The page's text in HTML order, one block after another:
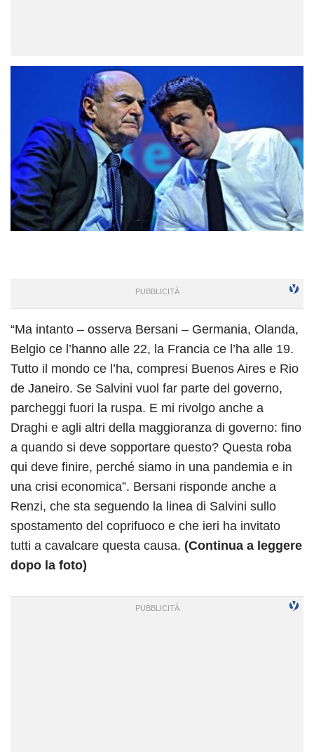
“Ma intanto – osserva Bersani – Germania, Olanda,
Belgio ce l’hanno alle 22, la Francia ce l’ha alle 19.
Tutto il mondo ce l’ha, compresi Buenos Aires e Rio
de Janeiro. Se Salvini vuol far parte del governo,
parcheggi fuori la ruspa. E mi rivolgo anche a
Draghi e agli altri della maggioranza di governo: fino
a quando si deve sopportare questo? Questa roba
qui deve finire, perché siamo in una pandemia e in
una crisi economica”. Bersani risponde anche a
Renzi, che sta seguendo la linea di Salvini sullo
spostamento del coprifuoco e che ieri ha invitato
tutti a cavalcare questa causa. (Continua a leggere
dopo la foto)